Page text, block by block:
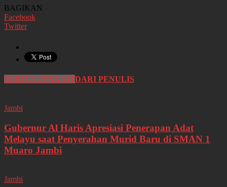
BAGIKAN
Facebook
Twitter
BERITA TERKAITDARI PENULIS
Jambi
Gubernur Al Haris Apresiasi Penerapan Adat
Melayu saat Penyerahan Murid Baru di SMAN 1
Muaro Jambi
Jambi